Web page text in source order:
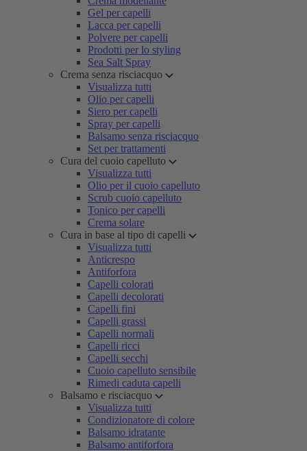
Gel per capelli
Lacca per capelli
Polvere per capelli
Prodotti per lo styling
Sea Salt Spray
Crema senza risciacquo
Visualizza tutti
Olio per capelli
Siero per capelli
Spray per capelli
Balsamo senza risciacquo
Set per trattamenti
Cura del cuoio capelluto
Visualizza tutti
Olio per il cuoio capelluto
Scrub cuoio capelluto
Tonico per capelli
Crema solare
Cura in base al tipo di capelli
Visualizza tutti
Anticrespo
Antiforfora
Capelli colorati
Capelli decolorati
Capelli fini
Capelli grassi
Capelli normali
Capelli ricci
Capelli secchi
Cuoio capelluto sensibile
Rimedi caduta capelli
Balsamo e risciacquo
Visualizza tutti
Condizionatore di colore
Balsamo idratante
Balsamo antiforfora